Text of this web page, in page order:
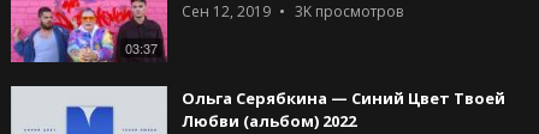
03:37
Сен 12, 2019 3Kпросмотров
Ольга Серябкина — Синий Цвет Твоей
Любви (альбом) 2022